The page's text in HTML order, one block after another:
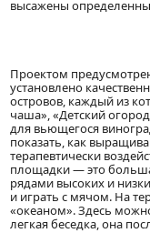
высажены
Проектом
установлено
островов, каждый из
чаша», «Детский
для вьющегося
показать, как
терапевтически
площадки — это
рядами высоких и
и играть с мячом. На
«океаном». Здесь
легкая беседка, она